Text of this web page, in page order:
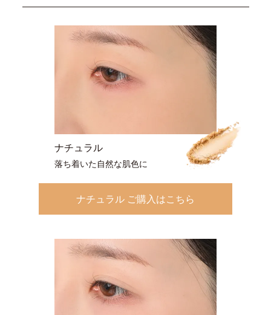
ナチュラル
落ち着いた自然な肌色に
ナチュラル ご購入はこちら